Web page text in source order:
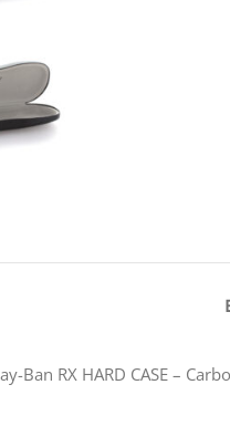
Ban RX HARD CASE –